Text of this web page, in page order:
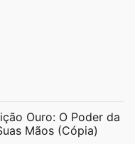
Ouro: O Poder da
Mãos (Cópia)